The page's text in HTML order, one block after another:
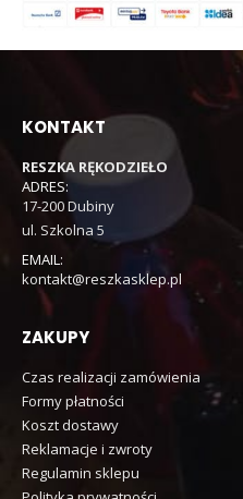
KONTAKT
RESZKA RĘKODZIEŁO
ADRES:
17-200 Dubiny
ul. Szkolna 5
EMAIL:
kontakt@reszkasklep.pl
ZAKUPY
Czas realizacji zamówienia
Formy płatności
Koszt dostawy
Reklamacje i zwroty
Regulamin sklepu